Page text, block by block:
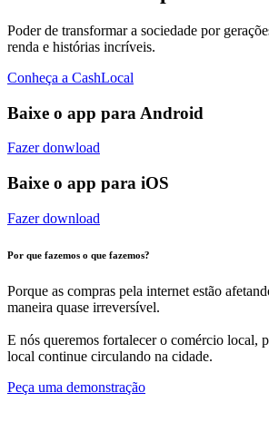
Poder de transformar a sociedade por
renda e histórias incríveis.
Conheça a CashLocal
Baixe o app para Android
Fazer donwload
Baixe o app para iOS
Fazer download
Por que fazemos o que fazemos?
Porque as compras pela internet estão
maneira quase irreversível.
E nós queremos fortalecer o comércio local,
local continue circulando na cidade.
Peça uma demonstração